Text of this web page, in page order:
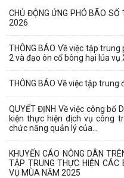
CHỦ ĐỘNG ỨNG PHÓ BÃO
2026
THÔNG BÁO Về việc tập
2 và đạo ôn cổ bông hại lúa vụ
THÔNG BÁO Về việc tập
QUYẾT ĐỊNH Về việc công bố
kiện thực hiện dịch vụ công
chức năng quản lý của...
KHUYẾN CÁO NÔNG DÂN
TẬP TRUNG THỰC HIỆN
VỤ MÙA NĂM 2025